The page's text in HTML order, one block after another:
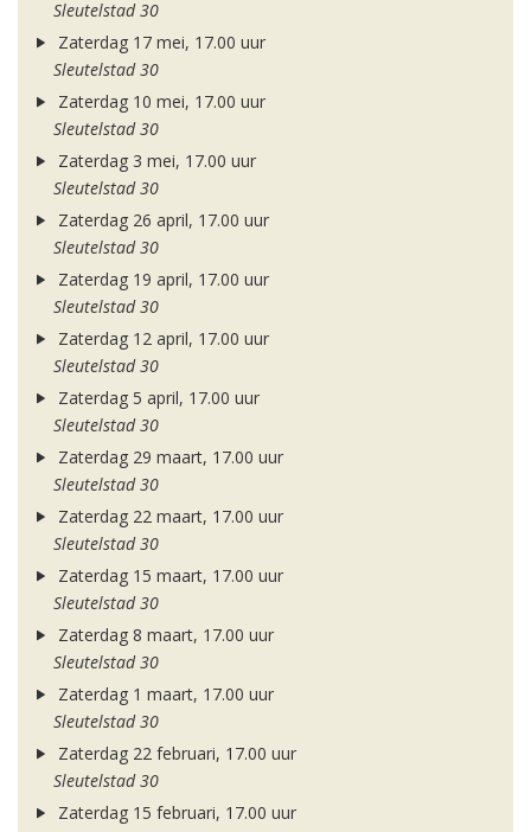
Sleutelstad 30
Zaterdag 17 mei, 17.00 uur
Sleutelstad 30
Zaterdag 10 mei, 17.00 uur
Sleutelstad 30
Zaterdag 3 mei, 17.00 uur
Sleutelstad 30
Zaterdag 26 april, 17.00 uur
Sleutelstad 30
Zaterdag 19 april, 17.00 uur
Sleutelstad 30
Zaterdag 12 april, 17.00 uur
Sleutelstad 30
Zaterdag 5 april, 17.00 uur
Sleutelstad 30
Zaterdag 29 maart, 17.00 uur
Sleutelstad 30
Zaterdag 22 maart, 17.00 uur
Sleutelstad 30
Zaterdag 15 maart, 17.00 uur
Sleutelstad 30
Zaterdag 8 maart, 17.00 uur
Sleutelstad 30
Zaterdag 1 maart, 17.00 uur
Sleutelstad 30
Zaterdag 22 februari, 17.00 uur
Sleutelstad 30
Zaterdag 15 februari, 17.00 uur